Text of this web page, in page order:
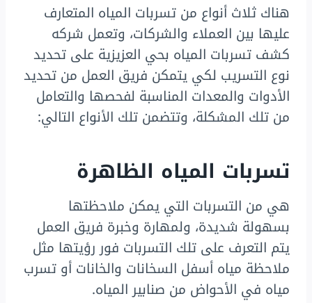
هناك ثلاث أنواع من تسربات المياه المتعارف
عليها بين العملاء والشركات، وتعمل شركه
كشف تسربات المياه بحي العزيزية على تحديد
نوع التسريب لكي يتمكن فريق العمل من تحديد
الأدوات والمعدات المناسبة لفحصها والتعامل
من تلك المشكلة، وتتضمن تلك الأنواع التالي:
تسربات المياه الظاهرة
هي من التسربات التي يمكن ملاحظتها
بسهولة شديدة، ولمهارة وخبرة فريق العمل
يتم التعرف على تلك التسربات فور رؤيتها مثل
ملاحظة مياه أسفل السخانات والخانات أو تسرب
مياه في الأحواض من صنابير المياه.